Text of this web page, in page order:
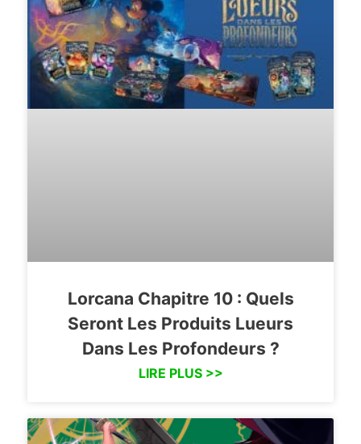
Lorcana Chapitre 10 : Quels
Seront Les Produits Lueurs
Dans Les Profondeurs ?
LIRE PLUS >>